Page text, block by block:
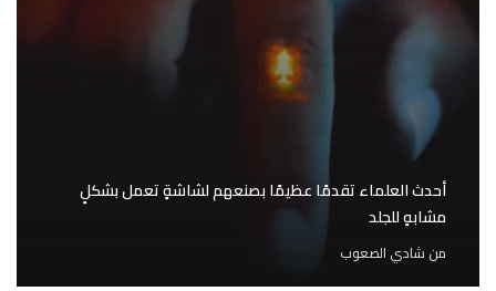
أحدث العلماء تقدمًا عظيمًا بصنعهم لشاشةٍ تعمل بشكلٍ
مشابهٍ للجلد
من شادي الصعوب